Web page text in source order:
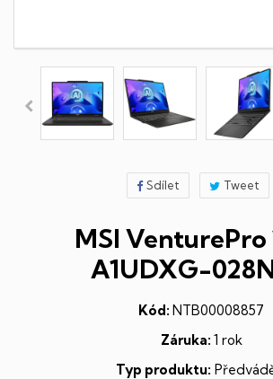
Sdílet Tweet
MSI VenturePro
A1UDXG-
Kód: NTB00008857
Záruka: 1 rok
Typ produktu: